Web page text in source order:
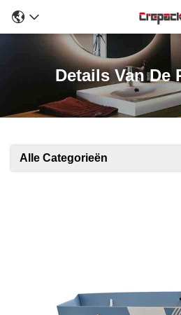
Details Van De
Alle Categorieën